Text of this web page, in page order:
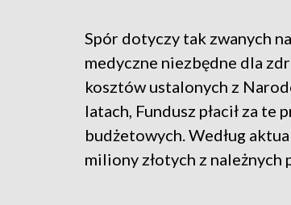
Spór dotyczy tak zwanych
medyczne niezbędne dla
kosztów ustalonych z
latach, Fundusz płacił za
budżetowych. Według
miliony złotych z należnych